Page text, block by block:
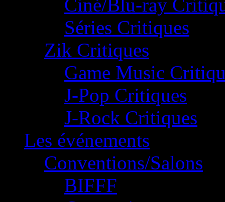
Ciné/Blu-ray
Séries Critiques
Zik Critiques
Game Music
J-Pop Critiques
J-Rock Critiques
Les événements
Conventions/Salons
BIFFF